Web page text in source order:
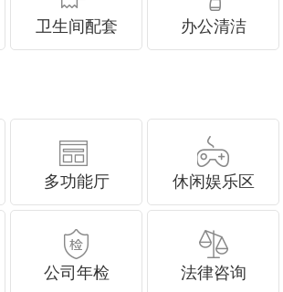
卫生间配套 办公清洁
多功能厅 休闲娱乐区
公司年检 法律咨询